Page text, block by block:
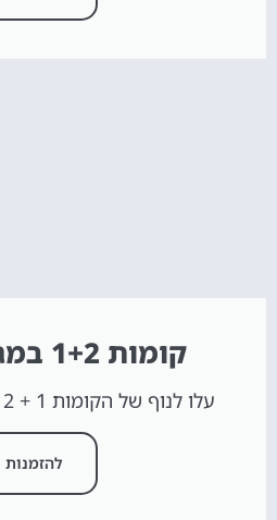
קומות 1+2 במגדל אייפל
עלו לנוף של הקומות 1 + 2 ללא עלייה לפסגה!
להזמנות